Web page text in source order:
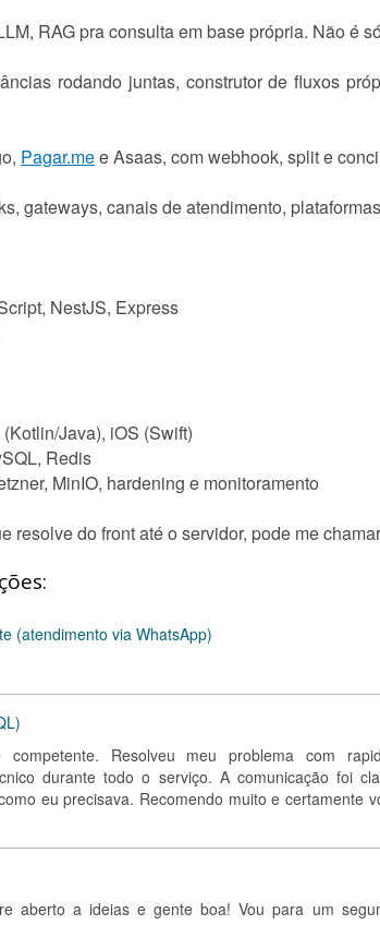
RAG pra consulta em base própria. Não é
rodando juntas, construtor de fluxos
Pagar.mee Asaas, com webhook, split e
gateways, canais de atendimento,
NestJS, Express
Java), iOS (Swift)
Redis
MinIO, hardening e monitoramento
resolve do front até o servidor, pode me
(atendimento via WhatsApp)
competente. Resolveu meu problema com
durante todo o serviço. A comunicação foi
eu precisava. Recomendo muito e certamente
aberto a ideias e gente boa! Vou para um